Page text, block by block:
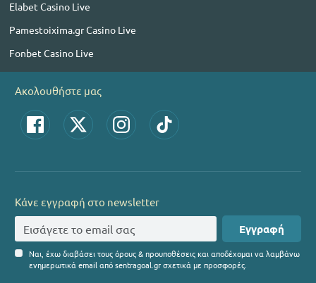
Elabet Casino Live
Pamestoixima.gr Casino Live
Fonbet Casino Live
Ακολουθήστε μας
Κάνε εγγραφή στο newsletter
Εγγραφή
Ναι, έχω διαβάσει τους όρους & προυποθέσεις και αποδέχομαι να λαμβάνω
ενημερωτικά email από sentragoal.gr σχετικά με προσφορές.